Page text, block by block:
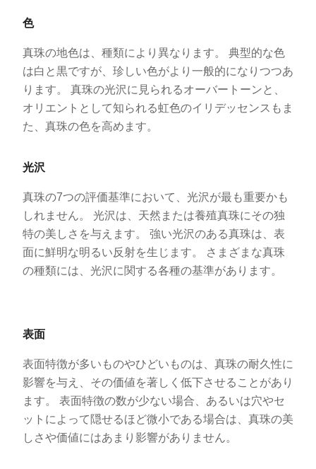
色
真珠の地色は、種類により異なります。 典型的な色
は白と黒ですが、珍しい色がより一般的になりつつあ
ります。 真珠の光沢に見られるオーバートーンと、
オリエントとして知られる虹色のイリデッセンスもま
た、真珠の色を高めます。
光沢
真珠の7つの評価基準において、光沢が最も重要かも
しれません。 光沢は、天然または養殖真珠にその独
特の美しさを与えます。 強い光沢のある真珠は、表
面に鮮明な明るい反射を生じます。 さまざまな真珠
の種類には、光沢に関する各種の基準があります。
表面
表面特徴が多いものやひどいものは、真珠の耐久性に
影響を与え、その価値を著しく低下させることがあり
ます。 表面特徴の数が少ない場合、あるいは穴やセ
ットによって隠せるほど微小である場合は、真珠の美
しさや価値にはあまり影響がありません。